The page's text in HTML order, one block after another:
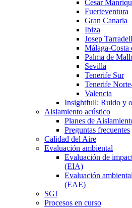
César
Fuerteventura
Gran Canaria
Ibiza
Josep
Málaga-Costa
Palma de
Sevilla
Tenerife Sur
Tenerife
Valencia
Insightfull: Ruido y
Aislamiento acústico
Planes de
Preguntas frecuentes
Calidad del Aire
Evaluación ambiental
Evaluación de
(EIA)
Evaluación
(EAE)
SGI
Procesos en curso